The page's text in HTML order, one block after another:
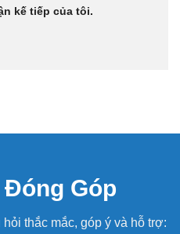
kế tiếp của tôi.
Góp
thắc mắc, góp ý và hỗ trợ: